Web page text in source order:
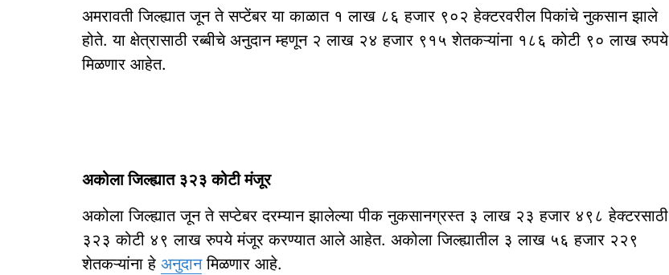
अमरावती जिल्ह्यात जून ते सप्टेंबर या काळात १ लाख ८६ हजार ९०२ हेक्टरवरील पिकांचे नुकसान झाले
होते. या क्षेत्रासाठी रब्बीचे अनुदान म्हणून २ लाख २४ हजार ९१५ शेतकऱ्यांना १८६ कोटी ९० लाख रुपये
मिळणार आहेत.
अकोला जिल्ह्यात ३२३ कोटी मंजूर
अकोला जिल्ह्यात जून ते सप्टेबर दरम्यान झालेल्या पीक नुकसानग्रस्त ३ लाख २३ हजार ४९८ हेक्टरसाठी
३२३ कोटी ४९ लाख रुपये मंजूर करण्यात आले आहेत. अकोला जिल्ह्यातील ३ लाख ५६ हजार २२९
शेतकऱ्यांना हे अनुदानमिळणार आहे.